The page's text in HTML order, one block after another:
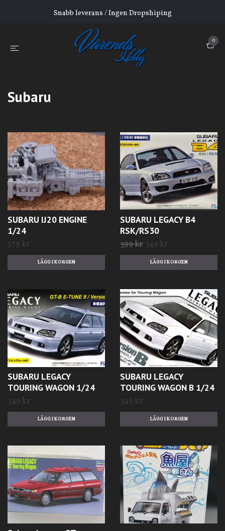
Snabb leverans / Ingen Dropshiping
0
Subaru
SUBARU IJ20 ENGINE
1/24
579 kr
SUBARU LEGACY B4
RSK/RS30
399 kr 349 kr
SUBARU LEGACY
TOURING WAGON 1/24
349 kr
SUBARU LEGACY
TOURING WAGON B 1/24
349 kr